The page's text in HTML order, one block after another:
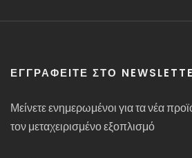
ΕΓΓΡΑΦΕΊΤΕ ΣΤΟ
Μείνετε ενημερωμένοι για τα νέα
τον μεταχειρισμένο εξοπλισμό